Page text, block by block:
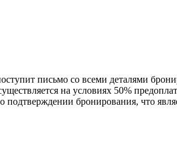
письмо со всеми деталями
на условиях 50%
бронирования, что